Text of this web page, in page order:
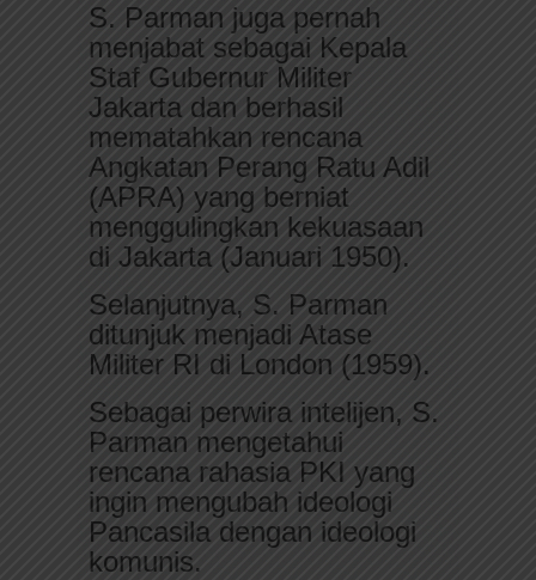
S. Parman juga pernah
menjabat sebagai Kepala
Staf Gubernur Militer
Jakarta dan berhasil
mematahkan rencana
Angkatan Perang Ratu Adil
(APRA) yang berniat
menggulingkan kekuasaan
di Jakarta (Januari 1950).
Selanjutnya, S. Parman
ditunjuk menjadi Atase
Militer RI di London (1959).
Sebagai perwira intelijen, S.
Parman mengetahui
rencana rahasia PKI yang
ingin mengubah ideologi
Pancasila dengan ideologi
komunis.